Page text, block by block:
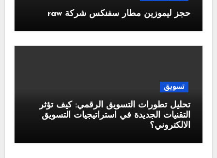
حجز ليموزين مطار سفنكس شركة raw
تسويق
تحليل تطورات التسويق الرقمي: كيف تؤثر
التقنيات الجديدة في استراتيجيات التسويق
الالكتروني؟